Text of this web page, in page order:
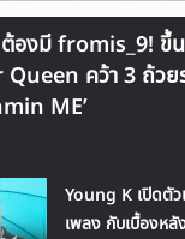
องมี fromis_9! ขึ้
คว้า 3 ถ้วย
ME’
Young K เปิดตั
เพลง กับเบื้องห